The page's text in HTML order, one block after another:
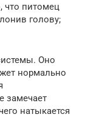
что питомец
голову;
Оно
нормально
замечает
натыкается